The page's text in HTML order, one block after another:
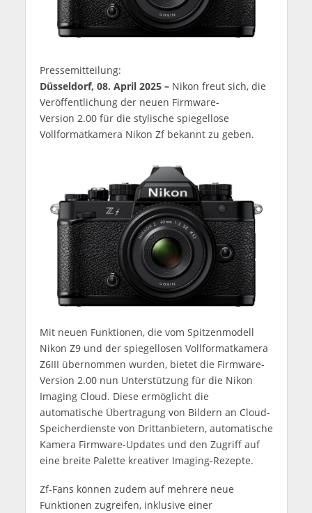
Pressemitteilung:
Düsseldorf, 08. April 2025 – Nikon freut sich, die
Veröffentlichung der neuen Firmware-
Version 2.00 für die stylische spiegellose
Vollformatkamera Nikon Zf bekannt zu geben.
Mit neuen Funktionen, die vom Spitzenmodell
Nikon Z9 und der spiegellosen Vollformatkamera
Z6III übernommen wurden, bietet die Firmware-
Version 2.00 nun Unterstützung für die Nikon
Imaging Cloud. Diese ermöglicht die
automatische Übertragung von Bildern an Cloud-
Speicherdienste von Drittanbietern, automatische
Kamera Firmware-Updates und den Zugriff auf
eine breite Palette kreativer Imaging-Rezepte.
Zf-Fans können zudem auf mehrere neue
Funktionen zugreifen, inklusive einer